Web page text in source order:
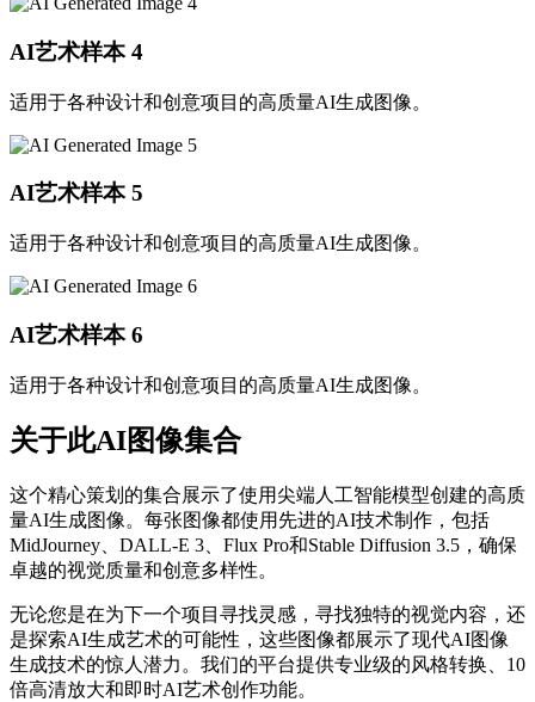
AI艺术样本 4
适用于各种设计和创意项目的高质量AI生成图像。
AI艺术样本 5
适用于各种设计和创意项目的高质量AI生成图像。
AI艺术样本 6
适用于各种设计和创意项目的高质量AI生成图像。
关于此AI图像集合
这个精心策划的集合展示了使用尖端人工智能模型创建的高质
量AI生成图像。每张图像都使用先进的AI技术制作，包括
MidJourney、DALL-E 3、Flux Pro和Stable Diffusion 3.5，确保
卓越的视觉质量和创意多样性。
无论您是在为下一个项目寻找灵感，寻找独特的视觉内容，还
是探索AI生成艺术的可能性，这些图像都展示了现代AI图像
生成技术的惊人潜力。我们的平台提供专业级的风格转换、10
倍高清放大和即时AI艺术创作功能。